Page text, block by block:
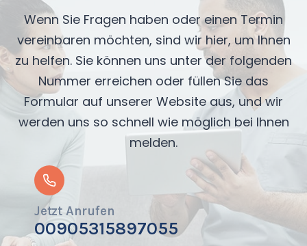
Wenn Sie Fragen haben oder einen Termin
vereinbaren möchten, sind wir hier, um Ihnen
zu helfen. Sie können uns unter der folgenden
Nummer erreichen oder füllen Sie das
Formular auf unserer Website aus, und wir
werden uns so schnell wie möglich bei Ihnen
melden.
Jetzt Anrufen
00905315897055